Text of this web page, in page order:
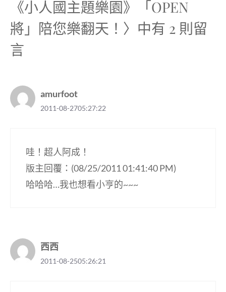
《小人國主題樂園》「OPEN
將」陪您樂翻天！〉中有 2 則留
言
amurfoot
2011-08-2705:27:22
哇！超人阿成！
版主回覆：(08/25/2011 01:41:40 PM)
哈哈哈…我也想看小亨的~~~
西西
2011-08-2505:26:21